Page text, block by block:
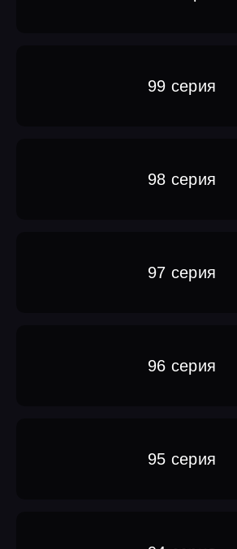
99 серия
98 серия
97 серия
96 серия
95 серия